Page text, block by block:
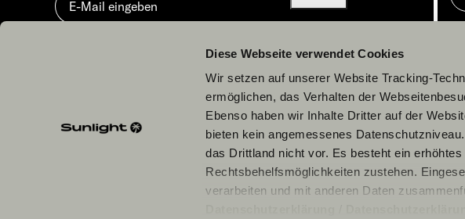
Diese Webseite verwendet Cookies
Wir setzen auf unserer Website Tracking-
ermöglichen, das Verhalten der
Ebenso haben wir Inhalte Dritter auf der
bieten kein angemessenes
das Drittland nicht vor. Es besteht ein
Rechtsbehelfsmöglichkeiten zustehen.
verarbeiten und mit anderen Daten